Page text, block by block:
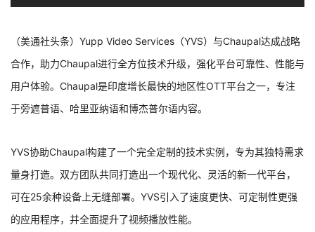
（美通社头条）Yupp Video Services（YVS）与Chaupal达成战略
合作，助力Chaupal进行全方位技术升级，强化平台可靠性、性能与
用户体验。Chaupal是印度增长最快的地区性OTT平台之一，专注
于旁遮普语、哈里亚纳语和博杰普尔语内容。
YVS协助Chaupal构建了一个完全定制的技术实例，专为其独特需求
量身打造。双方团队共同打造出一个现代化、灵活的新一代平台，
可在25余种设备上无缝部署。YVS引入了速度更快、可定制性更强
的应用程序，并全面提升了视频播放性能。